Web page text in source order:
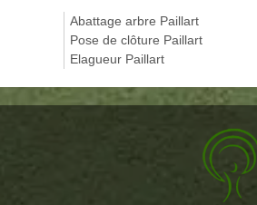
Abattage arbre Paillart
Pose de clôture Paillart
Elagueur Paillart